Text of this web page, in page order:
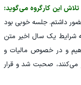
این کارگروه می‌گوید:
داشتم. جلسه خوبی بود
شرایط یک سال اخیر متن
و در خصوص مالیات و
می‌کنند، صحبت شد و قرار